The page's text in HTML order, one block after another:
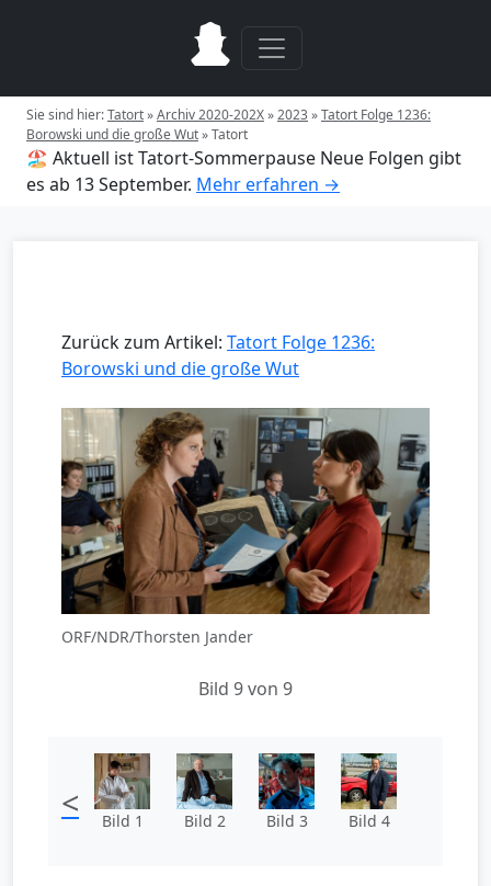
Sie sind hier:Tatort»Archiv 2020-202X»2023»Tatort Folge 1236:
Borowski und die große Wut»Tatort
🏖️ Aktuell ist Tatort-Sommerpause Neue Folgen gibt
es ab 13 September. Mehr erfahren →
Zurück zum Artikel: Tatort Folge 1236:
Borowski und die große Wut
ORF/NDR/Thorsten Jander
Bild 9 von 9
< Bild 1 Bild 2 Bild 3 Bild 4